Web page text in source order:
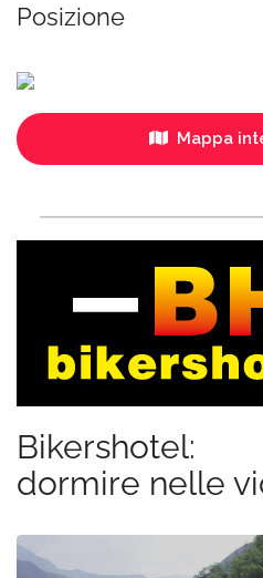
Posizione
Mappa
Bikershotel:
dormire nelle